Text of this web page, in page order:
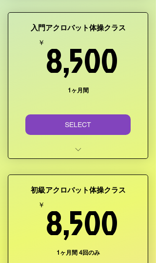
! STEP UPにピッタリ !
入門アクロバット体操クラス
￥ 8,500
1ヶ月間
SELECT
毎週土曜日４回コース
年中~小学校六年生まで
一回体験参加費レッスン 500
円です。
初級アクロバット体操クラス
￥ 8,500
1ヶ月間 4回のみ